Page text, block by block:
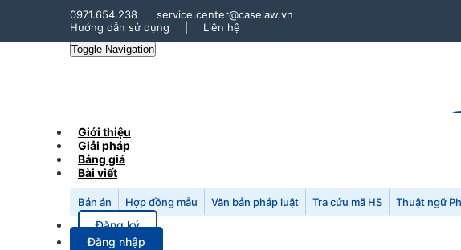
0971.654.238
service.center@caselaw.vn
Hướng dẫn sử dụng
Liên hệ
Toggle Navigation
Giới thiệu
Giải pháp
Bảng giá
Bài viết
Bản án Hợp đồng mẫu Văn bản pháp luật Tra cứu mã HS Thuật ngữ
Đăng ký
Đăng nhập